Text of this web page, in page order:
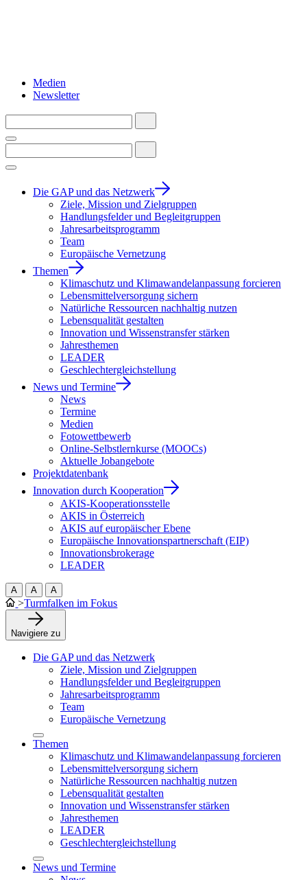
Medien
Newsletter
Die GAP und das Netzwerk
Ziele, Mission und Zielgruppen
Handlungsfelder und Begleitgruppen
Jahresarbeitsprogramm
Team
Europäische Vernetzung
Themen
Klimaschutz und Klimawandelanpassung forcieren
Lebensmittelversorgung sichern
Natürliche Ressourcen nachhaltig nutzen
Lebensqualität gestalten
Innovation und Wissenstransfer stärken
Jahresthemen
LEADER
Geschlechtergleichstellung
News und Termine
News
Termine
Medien
Fotowettbewerb
Online-Selbstlernkurse (MOOCs)
Aktuelle Jobangebote
Projektdatenbank
Innovation durch Kooperation
AKIS-Kooperationsstelle
AKIS in Österreich
AKIS auf europäischer Ebene
Europäische Innovationspartnerschaft (EIP)
Innovationsbrokerage
LEADER
A A A
>Turmfalken im Fokus
Navigiere zu
Die GAP und das Netzwerk
Ziele, Mission und Zielgruppen
Handlungsfelder und Begleitgruppen
Jahresarbeitsprogramm
Team
Europäische Vernetzung
Themen
Klimaschutz und Klimawandelanpassung forcieren
Lebensmittelversorgung sichern
Natürliche Ressourcen nachhaltig nutzen
Lebensqualität gestalten
Innovation und Wissenstransfer stärken
Jahresthemen
LEADER
Geschlechtergleichstellung
News und Termine